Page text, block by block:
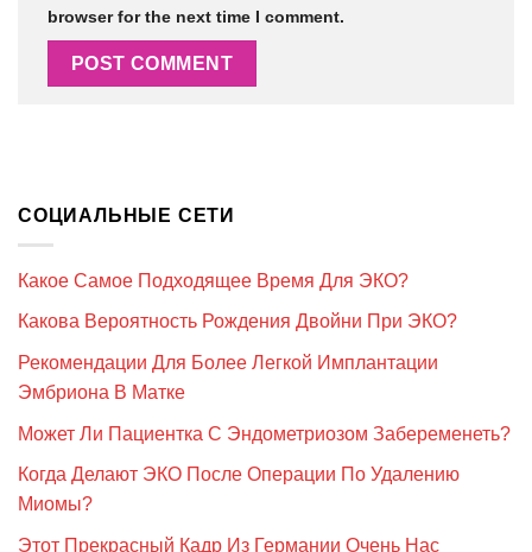
browser for the next time I comment.
СОЦИАЛЬНЫЕ СЕТИ
Какое Самое Подходящее Время Для ЭКО?
Какова Вероятность Рождения Двойни При ЭКО?
Рекомендации Для Более Легкой Имплантации
Эмбриона В Матке
Может Ли Пациентка С Эндометриозом Забеременеть?
Когда Делают ЭКО После Операции По Удалению
Миомы?
Этот Прекрасный Кадр Из Германии Очень Нас